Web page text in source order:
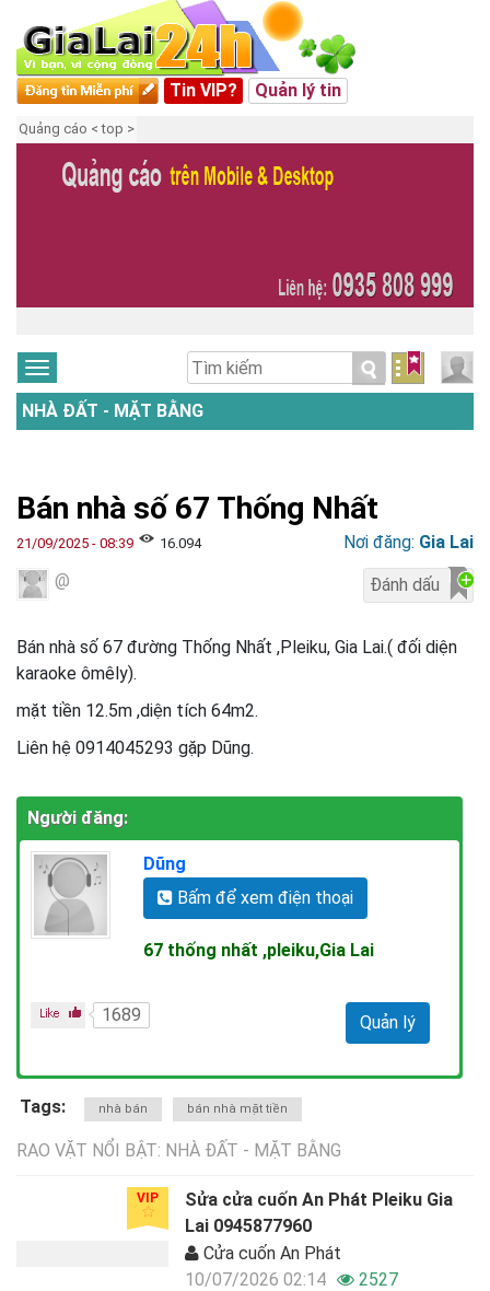
Tin VIP? Quản lý tin
Quảng cáo < top >
NHÀ ĐẤT - MẶT BẰNG
Bán nhà số 67 Thống Nhất
21/09/2025 - 08:39 16.094 Nơi đăng: Gia Lai
@
Bán nhà số 67 đường Thống Nhất ,Pleiku, Gia Lai.( đối diện
karaoke ômêly).
mặt tiền 12.5m ,diện tích 64m2.
Liên hệ 0914045293 gặp Dũng.
Người đăng:
Dũng
Bấm để xem điện thoại
67 thống nhất ,pleiku,Gia Lai
Quản lý
1689
Tags: nhà bán bán nhà mặt tiền
RAO VẶT NỔI BẬT: NHÀ ĐẤT - MẶT BẰNG
VIP
Sửa cửa cuốn An Phát Pleiku Gia
Lai 0945877960
Cửa cuốn An Phát
10/07/2026 02:14
2527